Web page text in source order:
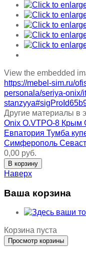
View the embedded
https://mebel-sim.ru/
personala/seriya-onix/
Другие материалы в
Onix O.VTPO-8 Крым
Евпатория Тумба
Симферополь
0,00 руб.
Наверх
Ваша корзина
Корзина пуста